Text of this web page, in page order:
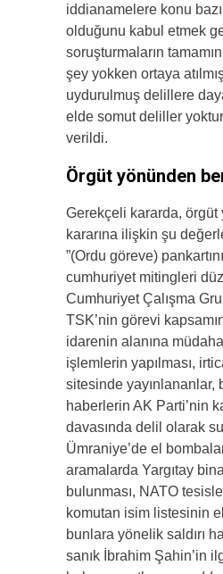
iddianamelere konu bazı
olduğunu kabul etmek
soruşturmaların
şey yokken ortaya
uydurulmuş delillere
elde somut deliller
verildi.
Örgüt yönünden
Gerekçeli kararda, örgüt
kararına ilişkin şu
”(Ordu göreve)
cumhuriyet mitingleri
Cumhuriyet Çalışma
TSK’nin görevi
idarenin alanına
işlemlerin yapılması,
sitesinde yayınlananlar,
haberlerin AK Parti’nin
davasında delil olarak
Ümraniye’de el
aramalarda Yargıtay
bulunması, NATO
komutan isim listesinin
bunlara yönelik saldırı
sanık İbrahim Şahin’in